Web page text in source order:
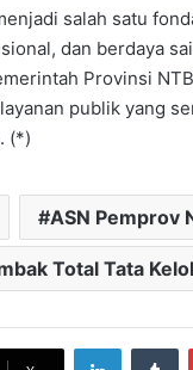
salah satu
dan berdaya
Provinsi
publik yang
(*)
ASN Pemprov
Total Tata
LinkedIn